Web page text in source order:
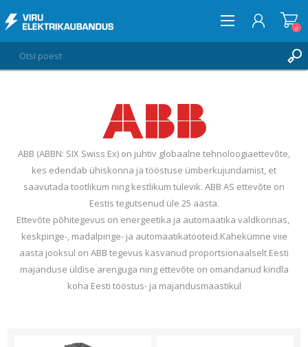
0
ABB (ABBN: SIX Swiss Ex) on juhtiv globaalne tehnoloogiaettevõte,
kes edendab ühiskonna ja tööstuse ümberkujundamist, et
saavutada tootlikum ning kestlikum tulevik. ABB AS ettevõte on
Eestis tegutsenud üle 25 aasta.
Ettevõte põhitegevus on energeetika ja automaatika valdkonnas,
keskpinge-, madalpinge- ja automaatikatooteid.Kahekümne viie
aasta jooksul on ABB tegevus kasvanud proportsionaalselt Eesti
majanduse üldise arenguga ning ettevõte on omandanud kindla
koha Eesti tööstus- ja majandusmaastikul